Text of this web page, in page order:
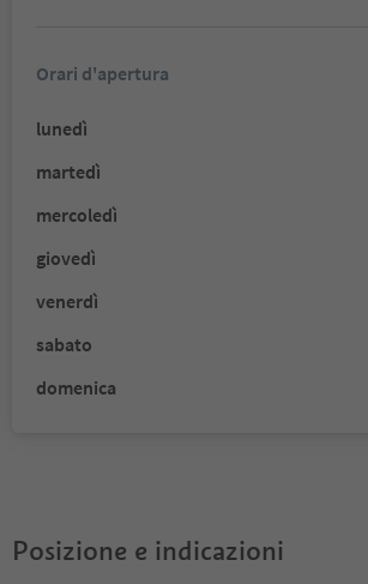
Orari d'apertura
lunedì
martedì
mercoledì
giovedì
venerdì
sabato
domenica
Posizione e indicazioni